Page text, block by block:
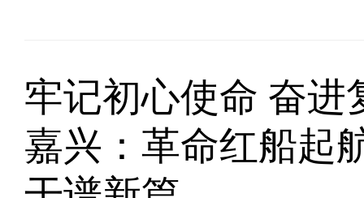
牢记初心使命 奋进
嘉兴：革命红船起